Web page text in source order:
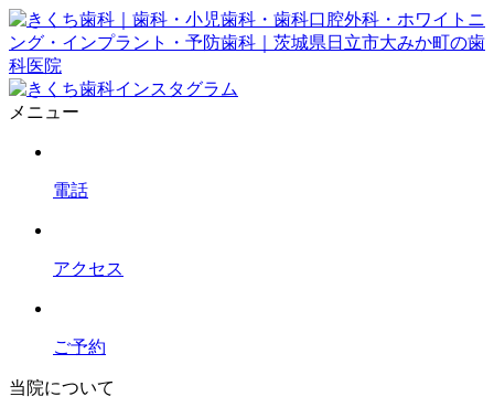
メニュー
電話
アクセス
ご予約
当院について